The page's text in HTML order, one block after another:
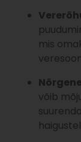
mis
võib